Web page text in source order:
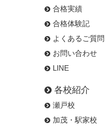
合格実績
合格体験記
よくあるご質問
お問い合わせ
LINE
各校紹介
瀬戸校
加茂・駅家校